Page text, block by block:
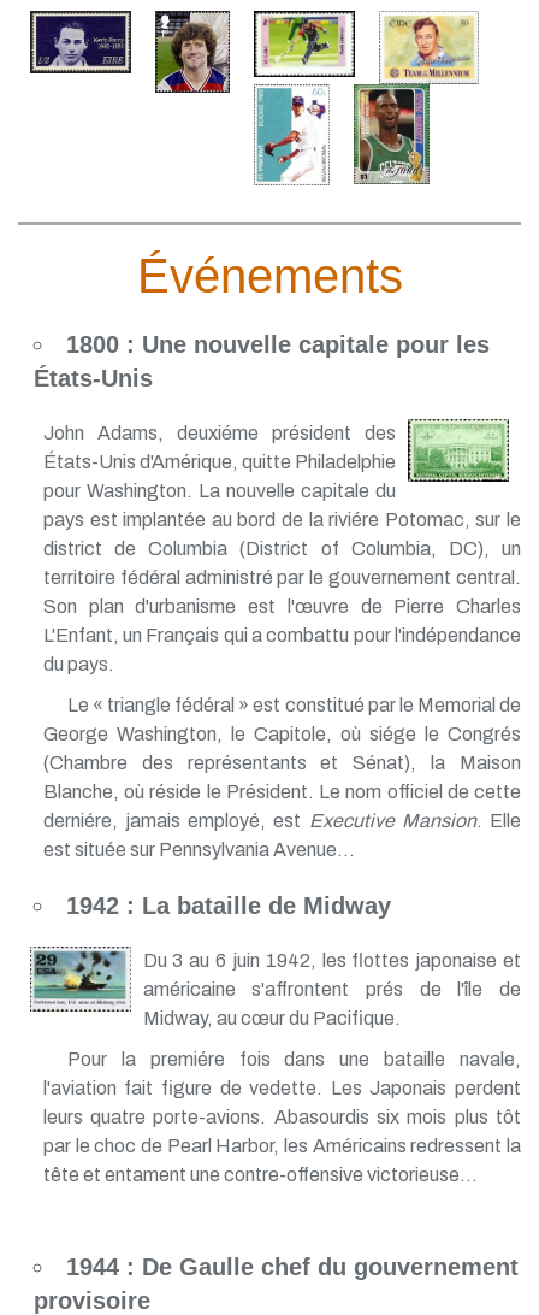
Événements
1800 : Une nouvelle capitale pour les
États-Unis
John Adams, deuxiéme président des
États-Unis d'Amérique, quitte Philadelphie
pour Washington. La nouvelle capitale du
pays est implantée au bord de la riviére Potomac, sur le
district de Columbia (District of Columbia, DC), un
territoire fédéral administré par le gouvernement central.
Son plan d'urbanisme est l'œuvre de Pierre Charles
L'Enfant, un Français qui a combattu pour l'indépendance
du pays.
Le « triangle fédéral » est constitué par le Memorial de
George Washington, le Capitole, où siége le Congrés
(Chambre des représentants et Sénat), la Maison
Blanche, où réside le Président. Le nom officiel de cette
derniére, jamais employé, est Executive Mansion. Elle
est située sur Pennsylvania Avenue...
1942 : La bataille de Midway
Du 3 au 6 juin 1942, les flottes japonaise et
américaine s'affrontent prés de l'île de
Midway, au cœur du Pacifique.
Pour la premiére fois dans une bataille navale,
l'aviation fait figure de vedette. Les Japonais perdent
leurs quatre porte-avions. Abasourdis six mois plus tôt
par le choc de Pearl Harbor, les Américains redressent la
tête et entament une contre-offensive victorieuse...
1944 : De Gaulle chef du gouvernement
provisoire